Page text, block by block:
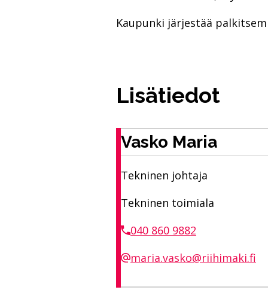
Kaupunki järjestää
Lisätiedot
Vasko Maria
Tekninen johtaja
Tekninen toimiala
040 860 9882
maria.vasko@riihimaki.fi